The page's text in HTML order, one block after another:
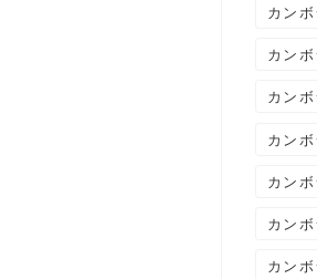
カン
カン
カン
カン